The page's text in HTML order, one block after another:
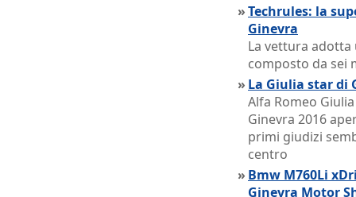
»Techrules: la
Ginevra
La vettura adotta
composto da sei
» La Giulia star di
Alfa Romeo
Ginevra 2016
primi giudizi
centro
» Bmw M760Li
Ginevra Motor